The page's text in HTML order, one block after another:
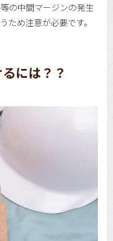
の中間マージンの発生
ため注意が必要です。
には？？